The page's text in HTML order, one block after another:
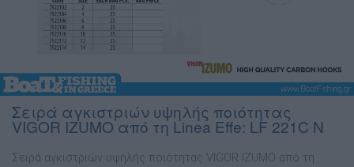
Σειρά αγκιστριών υψηλής ποιότητας
VIGOR IZUMO από τη Linea Effe: LF 221C N
Σειρά αγκιστριών υψηλής ποιότητας VIGOR IZUMO από τη